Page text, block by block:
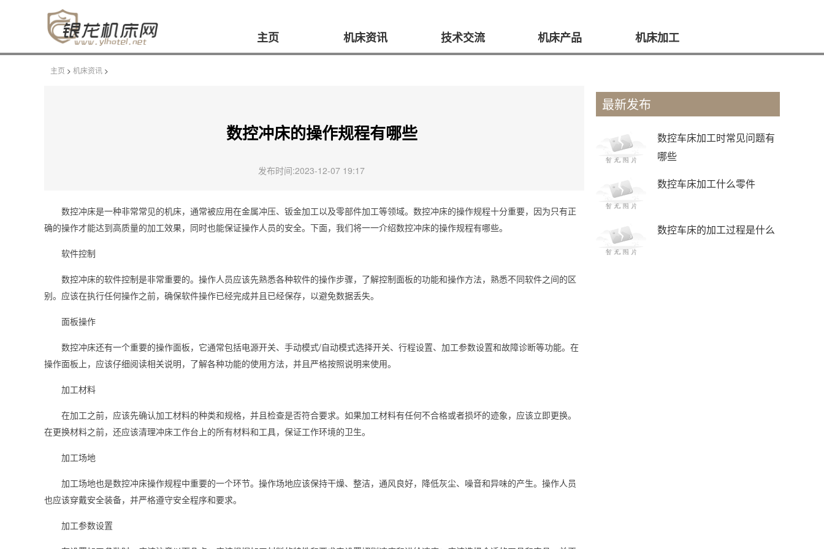
主页 机床资讯 技术交流 机床产品 机床加工
主页 > 机床资讯 >
数控冲床的操作规程有哪些
发布时间:2023-12-07 19:17
数控冲床是一种非常常见的机床，通常被应用在金属冲压、钣金加工以及零部件加工等领域。数控冲床的操作规程十分重要，因为只有正
确的操作才能达到高质量的加工效果，同时也能保证操作人员的安全。下面，我们将一一介绍数控冲床的操作规程有哪些。
软件控制
数控冲床的软件控制是非常重要的。操作人员应该先熟悉各种软件的操作步骤，了解控制面板的功能和操作方法，熟悉不同软件之间的区
别。应该在执行任何操作之前，确保软件操作已经完成并且已经保存，以避免数据丢失。
面板操作
数控冲床还有一个重要的操作面板，它通常包括电源开关、手动模式/自动模式选择开关、行程设置、加工参数设置和故障诊断等功能。在
操作面板上，应该仔细阅读相关说明，了解各种功能的使用方法，并且严格按照说明来使用。
加工材料
在加工之前，应该先确认加工材料的种类和规格，并且检查是否符合要求。如果加工材料有任何不合格或者损坏的迹象，应该立即更换。
在更换材料之前，还应该清理冲床工作台上的所有材料和工具，保证工作环境的卫生。
加工场地
加工场地也是数控冲床操作规程中重要的一个环节。操作场地应该保持干燥、整洁，通风良好，降低灰尘、噪音和异味的产生。操作人员
也应该穿戴安全装备，并严格遵守安全程序和要求。
加工参数设置
最新发布
数控车床加工时常见问题有
哪些
数控车床加工什么零件
数控车床的加工过程是什么